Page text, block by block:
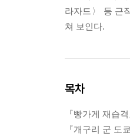
라자드〉 등 근
쳐 보인다.
목차
『빵가게 재습격
『개구리 군 도